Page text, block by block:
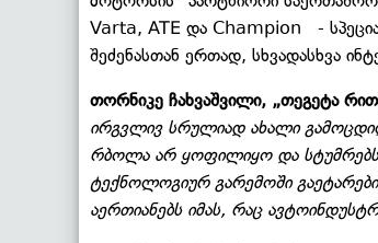
Varta, ATE და Champion -
შეძენასთან ერთად, სხვადასხვა
თორნიკე ჩახვაშვილი, „თეგეტა
ირგვლივ სრულიად ახალი
რბოლა არ ყოფილიყო და
ტექნოლოგიურ გარემოში
აერთიანებს იმას, რაც